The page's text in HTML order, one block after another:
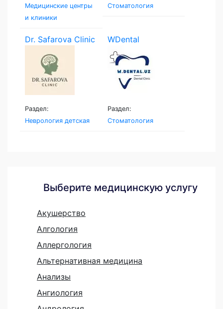
Медицинские центры
и клиники
Стоматология
Dr. Safarova Clinic
Раздел:
Неврология детская
WDental
Раздел:
Стоматология
Выберите медицинскую услугу
Акушерство
Алгология
Аллергология
Альтернативная медицина
Анализы
Ангиология